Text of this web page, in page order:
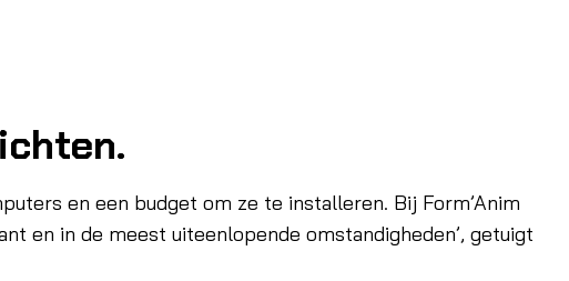
en een budget om ze te installeren. Bij Form’Anim
en in de meest uiteenlopende omstandigheden’, getuigt